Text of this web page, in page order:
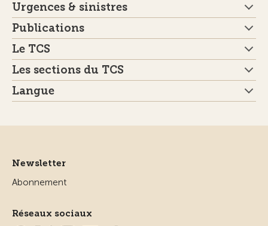
Urgences & sinistres
Publications
Le TCS
Les sections du TCS
Langue
Newsletter
Abonnement
Réseaux sociaux